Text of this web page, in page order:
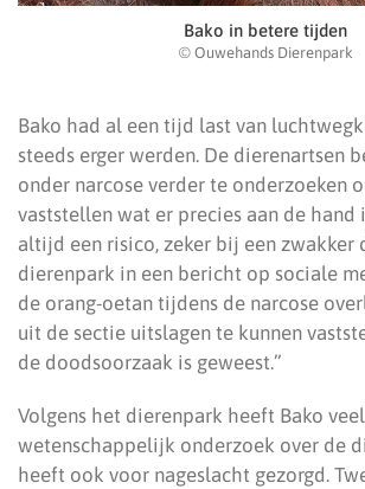
Bako in betere tijden
© Ouwehands Dierenpark
Bako had al een tijd last van
steeds erger werden. De dierenartsen
onder narcose verder te onderzoeken
vaststellen wat er precies aan de hand
altijd een risico, zeker bij een zwakker
dierenpark in een bericht op sociale
de orang-oetan tijdens de narcose
uit de sectie uitslagen te kunnen
de doodsoorzaak is geweest.”
Volgens het dierenpark heeft Bako
wetenschappelijk onderzoek over de
heeft ook voor nageslacht gezorgd.